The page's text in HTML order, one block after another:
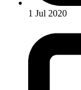
1 Jul 2020